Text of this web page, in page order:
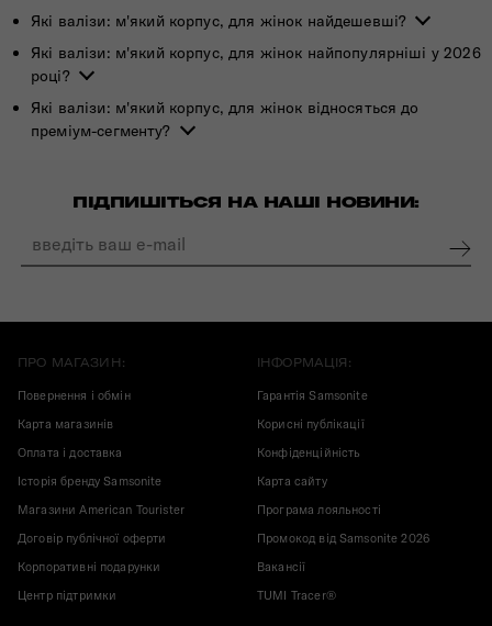
Які валізи: м'який корпус, для жінок найдешевші?
Які валізи: м'який корпус, для жінок найпопулярніші у 2026
році?
Які валізи: м'який корпус, для жінок відносяться до
преміум-сегменту?
ПІДПИШІТЬСЯ НА НАШІ НОВИНИ:
ПРО МАГАЗИН:
Повернення і обмін
Карта магазинів
Оплата і доставка
Історія бренду Samsonite
Магазини American Tourister
Договір публічної оферти
Корпоративні подарунки
Центр підтримки
ІНФОРМАЦІЯ:
Гарантія Samsonite
Корисні публікації
Конфіденційність
Карта сайту
Програма лояльності
Промокод від Samsonite 2026
Вакансії
TUMI Tracer®